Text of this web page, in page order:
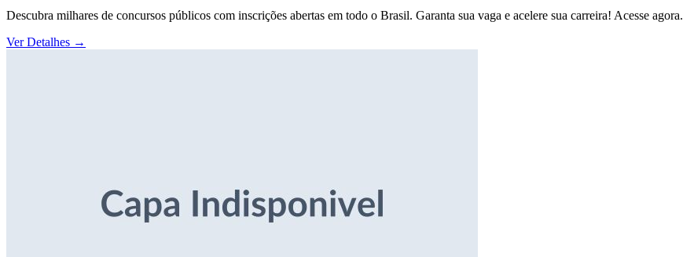
Descubra milhares de concursos públicos com inscrições abertas em todo o Brasil. Garanta sua vaga e acelere sua carreira! Acesse agora.
Ver Detalhes →